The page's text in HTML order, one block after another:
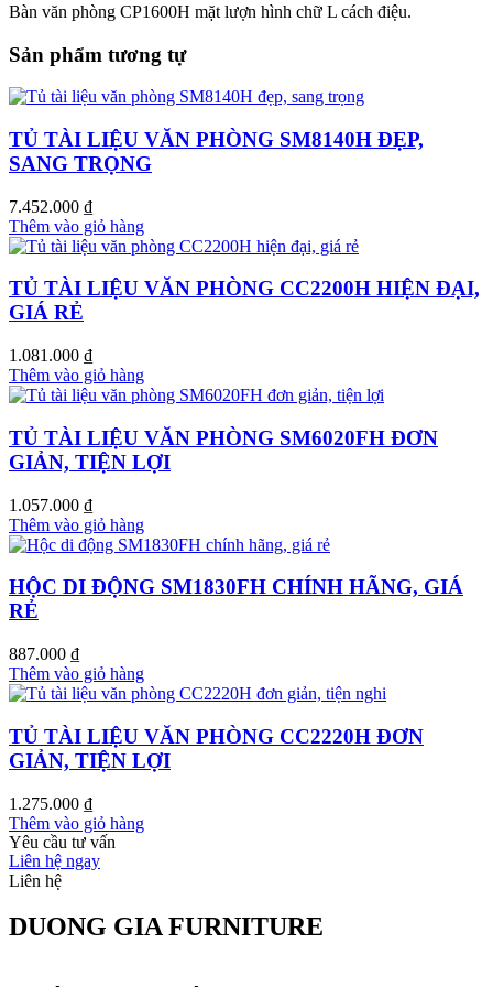
Bàn văn phòng CP1600H mặt lượn hình chữ L cách điệu.
Sản phẩm tương tự
TỦ TÀI LIỆU VĂN PHÒNG SM8140H ĐẸP,
SANG TRỌNG
7.452.000 ₫
Thêm vào giỏ hàng
TỦ TÀI LIỆU VĂN PHÒNG CC2200H HIỆN ĐẠI,
GIÁ RẺ
1.081.000 ₫
Thêm vào giỏ hàng
TỦ TÀI LIỆU VĂN PHÒNG SM6020FH ĐƠN
GIẢN, TIỆN LỢI
1.057.000 ₫
Thêm vào giỏ hàng
HỘC DI ĐỘNG SM1830FH CHÍNH HÃNG, GIÁ
RẺ
887.000 ₫
Thêm vào giỏ hàng
TỦ TÀI LIỆU VĂN PHÒNG CC2220H ĐƠN
GIẢN, TIỆN LỢI
1.275.000 ₫
Thêm vào giỏ hàng
Yêu cầu tư vấn
Liên hệ ngay
Liên hệ
DUONG GIA FURNITURE